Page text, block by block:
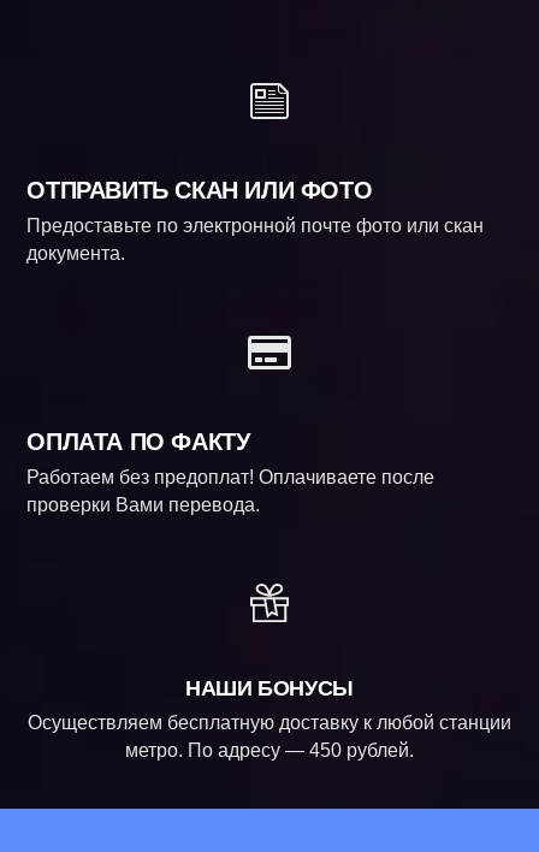
ОТПРАВИТЬ СКАН ИЛИ ФОТО
Предоставьте по электронной почте фото или скан
документа.
ОПЛАТА ПО ФАКТУ
Работаем без предоплат! Оплачиваете после
проверки Вами перевода.
НАШИ БОНУСЫ
Осуществляем бесплатную доставку к любой станции
метро. По адресу — 450 рублей.